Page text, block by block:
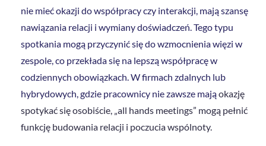
nie mieć okazji do współpracy czy interakcji, mają szansę
nawiązania relacji i wymiany doświadczeń. Tego typu
spotkania mogą przyczynić się do wzmocnienia więzi w
zespole, co przekłada się na lepszą współpracę w
codziennych obowiązkach. W firmach zdalnych lub
hybrydowych, gdzie pracownicy nie zawsze mająokazję
spotykać się osobiście, „all hands meetings” mogą pełnić
funkcję budowania relacji i poczucia wspólnoty.